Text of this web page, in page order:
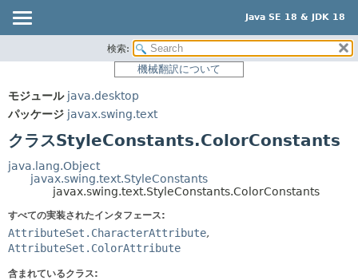
Java SE 18 & JDK 18
パッケージ
使用
ツリー
プレビュー
非推奨
索引
サマリー:
ネスト済
メソッド
詳細:
検索:
機械翻訳について
モジュール java.desktop
パッケージ javax.swing.text
クラスStyleConstants.ColorConstants
java.lang.Object
javax.swing.text.StyleConstants
javax.swing.text.StyleConstants.ColorConstants
すべての実装されたインタフェース:
AttributeSet.CharacterAttribute,
AttributeSet.ColorAttribute
含まれているクラス: